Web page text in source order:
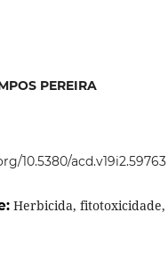
PEREIRA
10.5380/acd.v19i2.59763
Herbicida,